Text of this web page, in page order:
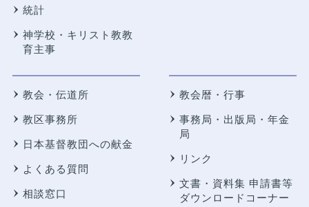
統計
神学校・キリスト教教
育主事
教会・伝道所
教区事務所
日本基督教団への献金
よくある質問
相談窓口
教会暦・行事
事務局・出版局・年金
局
リンク
文書・資料集 申請書等
ダウンロードコーナー